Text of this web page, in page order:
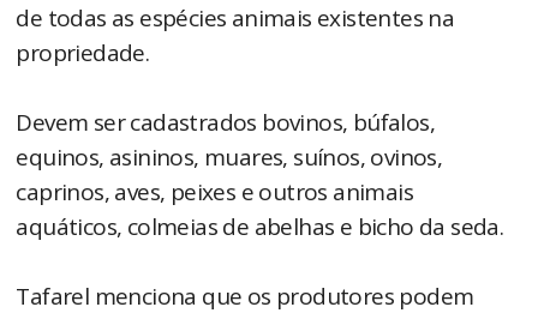
de todas as espécies animais existentes na
propriedade.
Devem ser cadastrados bovinos, búfalos,
equinos, asininos, muares, suínos, ovinos,
caprinos, aves, peixes e outros animais
aquáticos, colmeias de abelhas e bicho da seda.
Tafarel menciona que os produtores podem